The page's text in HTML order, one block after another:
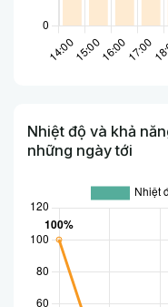
Nhiệt độ và khả
những ngày tới